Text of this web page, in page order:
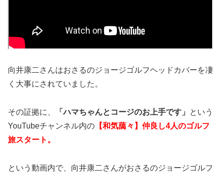
向井康二さんはおさるのジョージゴルフヘッドカバーを凄
く大事にされていました。
その証拠に、 「ハマちゃんとコージのお上手です」
という
YouTubeチャンネル内の 【和気藹々】仲良し4人のゴルフ
旅スタート。
という動画内で、向井康二さんがおさるのジョージゴルフ